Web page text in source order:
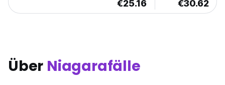
€25.16 €30.62
Über Niagarafälle